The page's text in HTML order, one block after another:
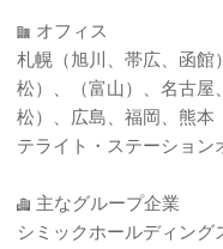
オフィス
札幌（旭川、帯広、函館
松）、（富山）、名古屋
松）、広島、福岡、熊
テライト・ステーション
主なグループ企業
シミックホールディング